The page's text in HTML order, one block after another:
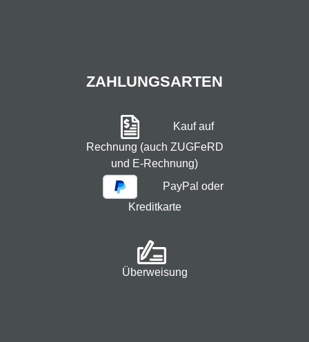
ZAHLUNGSARTEN
Kauf auf
Rechnung (auch ZUGFeRD
und E-Rechnung)
PayPal oder
Kreditkarte
Überweisung